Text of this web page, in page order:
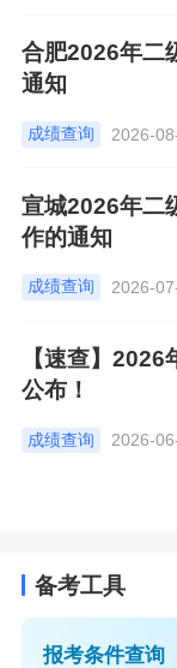
合肥2026年二
通知
成绩查询 2026-
宣城2026年二
作的通知
成绩查询 2026-
【速查】
公布！
成绩查询 2026-
备考工具
报考条件查询